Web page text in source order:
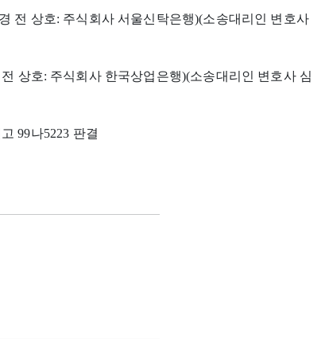
전 상호: 주식회사 서울신탁은행)(소송대리인 변호사
상호: 주식회사 한국상업은행)(소송대리인 변호사 심
99나5223 판결